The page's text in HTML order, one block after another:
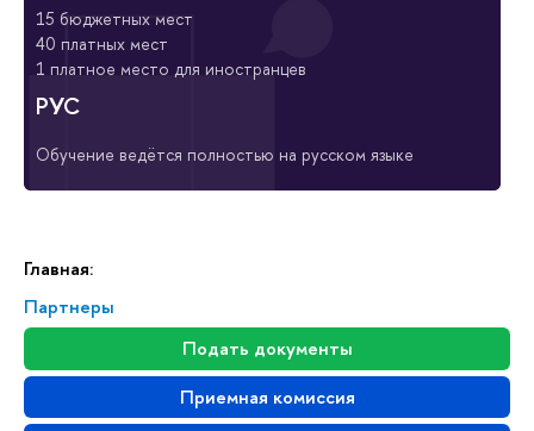
Главная:
Партнеры
Подать документы
Приемная комиссия
15 бюджетных мест
40 платных мест
1 платное место для иностранцев
РУС
Обучение ведётся полностью на русском языке